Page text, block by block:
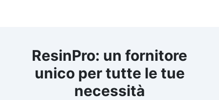
ResinPro: un fornitore
unico per tutte le tue
necessità